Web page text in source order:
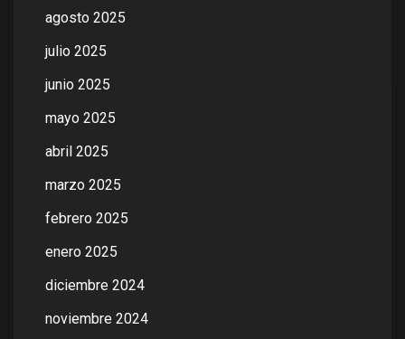
agosto 2025
julio 2025
junio 2025
mayo 2025
abril 2025
marzo 2025
febrero 2025
enero 2025
diciembre 2024
noviembre 2024